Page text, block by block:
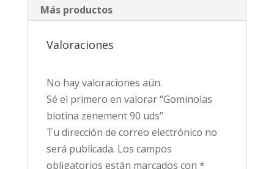
Más productos
Valoraciones
No hay valoraciones aún.
Sé el primero en valorar “Gominolas
biotina zenement 90 uds”
Tu dirección de correo electrónico no
será publicada. Los campos
obligatorios están marcados con *